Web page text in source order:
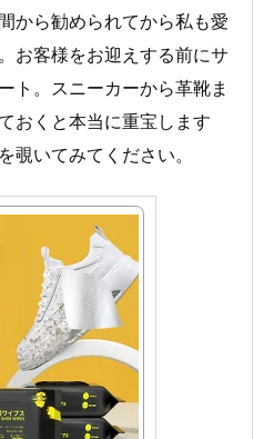
から勧められてから私も愛
お客様をお迎えする前にサ
ト。スニーカーから革靴ま
おくと本当に重宝します
覗いてみてください。